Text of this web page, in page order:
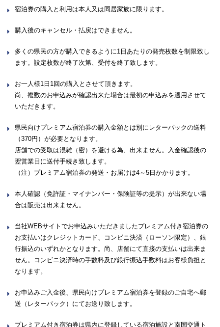
宿泊券の購入と利用は本人又は同居家族に限ります。
購入後のキャンセル・払戻はできません。
多くの県民の方が購入できるように1日あたりの発売枚数を制限致し
ます。設定枚数が終了次第、受付を終了致します。
お一人様1日1回の購入とさせて頂きます。
尚、複数のお申込みが確認出来た場合は最初の申込みを適用させて
いただきます。
県民向けプレミアム宿泊券の購入金額とは別にレターパックの送料
（370円）が必要となります。
店舗での受取は混雑（密）を避ける為、出来ません。入金確認後の
翌営業日に送付手続き致します。
（注）プレミアム宿泊券の発送・お届けは4～5日かかります。
本人確認（免許証・マイナンバー・保険証等の提示）が出来ない場
合は販売は出来ません。
当社WEBサイトでお申込みいただきましたプレミアム付き宿泊券の
お支払いはクレジットカード、コンビニ決済（ローソン限定）、銀
行振込のいずれかとなります。尚、店舗にて直接の支払いは出来ま
せん。コンビニ決済時の手数料及び銀行振込手数料はお客様負担と
なります。
お申込みご入金後、県民向けプレミアム宿泊券を登録のご自宅へ郵
送（レターパック）にてお送り致します。
プレミアム付き宿泊券は県内に登録している宿泊施設と南国交通ト